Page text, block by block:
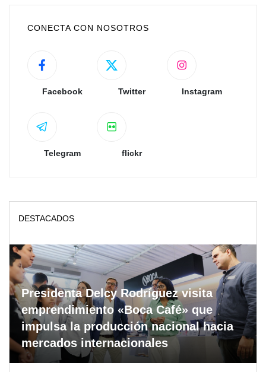
CONECTA CON NOSOTROS
Facebook Twitter Instagram
Telegram flickr
DESTACADOS
Presidenta Delcy Rodríguez visita
emprendimiento «Boca Café» que
impulsa la producción nacional hacia
mercados internacionales